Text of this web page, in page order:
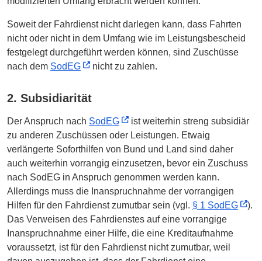
Soweit der Fahrdienst nicht darlegen kann, dass Fahrten
nicht oder nicht in dem Umfang wie im Leistungsbescheid
festgelegt durchgeführt werden können, sind Zuschüsse
nach dem SodEG nicht zu zahlen.
2. Subsidiarität
Der Anspruch nach SodEG
ist weiterhin streng subsidiär
zu anderen Zuschüssen oder Leistungen. Etwaig
verlängerte Soforthilfen von Bund und Land sind daher
auch weiterhin vorrangig einzusetzen, bevor ein Zuschuss
nach SodEG in Anspruch genommen werden kann.
Allerdings muss die Inanspruchnahme der vorrangigen
Hilfen für den Fahrdienst zumutbar sein (vgl. § 1 SodEG
).
Das Verweisen des Fahrdienstes auf eine vorrangige
Inanspruchnahme einer Hilfe, die eine Kreditaufnahme
voraussetzt, ist für den Fahrdienst nicht zumutbar, weil